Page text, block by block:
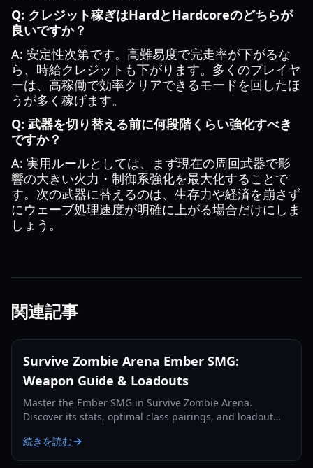
Q: クレジット稼ぎはHardとHardcoreのどちらが
良いですか？
A: 安定性次第です。高難易度で完走率が下がるな
ら、時給クレジットも下がります。多くのプレイヤ
ーは、高稼働で効率クリアできるモードを回したほ
うが多く稼げます。
Q: 武器を切り替える前に何段階くらい強化すべき
ですか？
A: 実用ルールとしては、まず現在の周回武器で影
響の大きい火力・制御系強化を最大化することで
す。次の武器に替えるのは、生存力や経済を崩さず
にウェーブ処理速度が明確に上がる場合だけにしま
しょう。
関連記事
Survive Zombie Arena Ember SMG:
Weapon Guide & Loadouts
Master the Ember SMG in Survive Zombie Arena.
Discover its stats, optimal class pairings, and loadout
farming.
続きを読む